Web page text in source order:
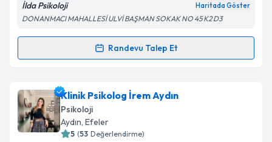
Kişisel verilerimin işlenmesine ilişkin
Metni'ni okudum ve kişisel verilerimin belirtilen
Takvim Talebini Gönder
İlda Psikoloji Haritada Göster
DONANMACI MAHALLESİ ULVİ BAŞMAN SOKAK NO 45 K2 D3
Randevu Talep Et
Randevu Takvimi Talebi
Klinik Psikolog Emek Öykü Kayaiçin randevu
takvimi talebi oluşturun. Size bu uzmandan randevu
almanız için bir takvim hazırlandığında e-posta ile
bilgilendireceğiz.
Klinik Psikolog İrem Aydın
Psikoloji
Aydın, Efeler
5 (53 Değerlendirme)